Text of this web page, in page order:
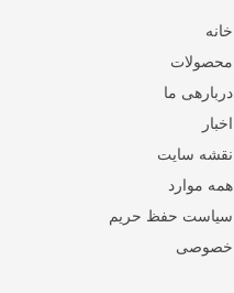
خانه
محصولات
دربارهی ما
اخبار
نقشه سایت
همه موارد
سیاست حفظ حریم
خصوصی